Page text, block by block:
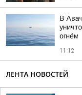
В
огнём
11:12
ЛЕНТА НОВОСТЕЙ